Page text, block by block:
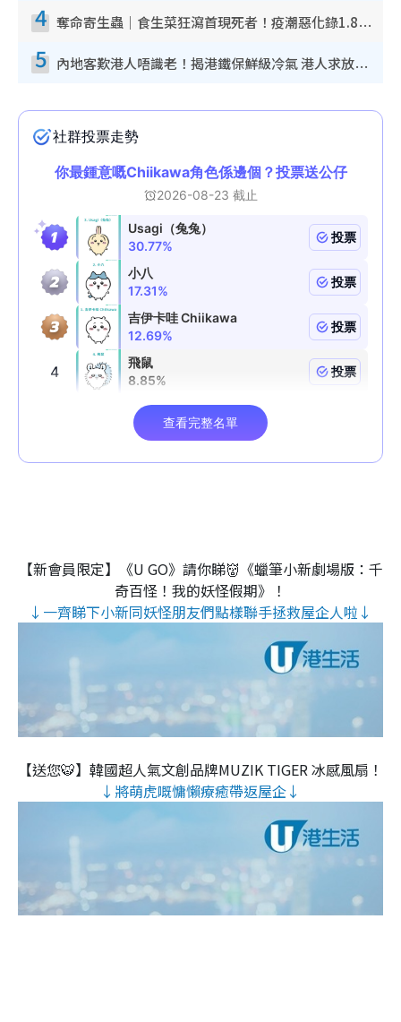
4 奪命寄生蟲｜食生菜狂瀉首現死者！疫潮惡化錄1.8萬宗病例 揭洗菜3大謬誤
5 內地客歎港人唔識老！揭港鐵保鮮級冷氣 港人求放過：咪投訴
【新會員限定】《U GO》請你睇👹《蠟筆小新劇場版：千
奇百怪！我的妖怪假期》！
↓一齊睇下小新同妖怪朋友們點樣聯手拯救屋企人啦↓
【送您🐯】韓國超人氣文創品牌MUZIK TIGER 冰感風扇！
↓將萌虎嘅慵懶療癒帶返屋企↓